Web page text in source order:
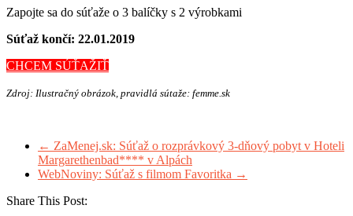
Zapojte sa do súťaže o 3 balíčky s 2 výrobkami
Súťaž končí: 22.01.2019
CHCEM SÚŤAŽIŤ
Zdroj: Ilustračný obrázok, pravidlá sútaže: femme.sk
← ZaMenej.sk: Súťaž o rozprávkový 3-dňový pobyt v Hoteli
Margarethenbad**** v Alpách
WebNoviny: Súťaž s filmom Favoritka →
Share This Post: